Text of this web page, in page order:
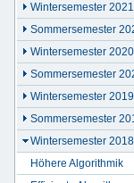
Wintersemester 2021
Sommersemester
Wintersemester 2020
Sommersemester
Wintersemester 2019
Sommersemester
Wintersemester 2018
Höhere Algorithmik